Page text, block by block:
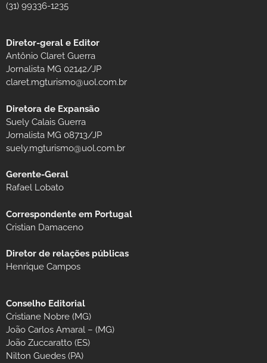
(31) 99336-1235
Diretor-geral e Editor
Antônio Claret Guerra
Jornalista MG 02142/JP
claret.mgturismo@uol.com.br
Diretora de Expansão
Suely Calais Guerra
Jornalista MG 08713/JP
suely.mgturismo@uol.com.br
Gerente-Geral
Rafael Lobato
Correspondente em Portugal
Cristian Damaceno
Diretor de relações públicas
Henrique Campos
Conselho Editorial
Cristiane Nobre (MG)
João Carlos Amaral – (MG)
João Zuccaratto (ES)
Nilton Guedes (PA)